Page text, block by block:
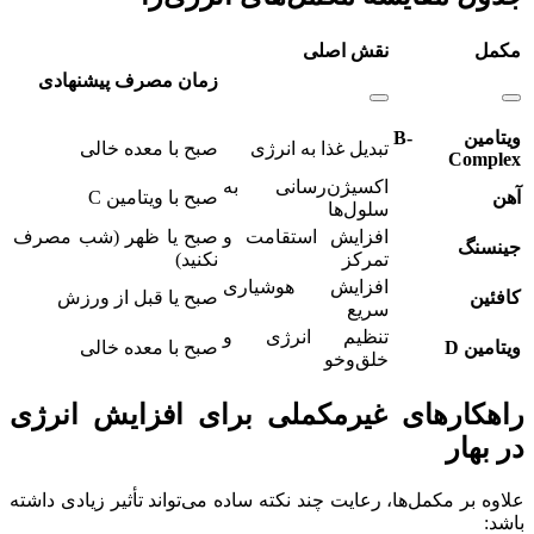
مکمل
نقش اصلی
زمان مصرف پیشنهادی
ویتامین B-
Complex
تبدیل غذا به انرژی صبح با معده خالی
آهن
اکسیژن‌رسانی به
سلول‌ها
صبح با ویتامین C
جینسنگ
افزایش استقامت و
تمرکز
صبح یا ظهر (شب مصرف
نکنید)
کافئین
افزایش هوشیاری
سریع
صبح یا قبل از ورزش
ویتامین D
تنظیم انرژی و
خلق‌وخو
صبح با معده خالی
راهکارهای غیرمکملی برای افزایش انرژی
در بهار
علاوه بر مکمل‌ها، رعایت چند نکته ساده می‌تواند تأثیر زیادی داشته
باشد: